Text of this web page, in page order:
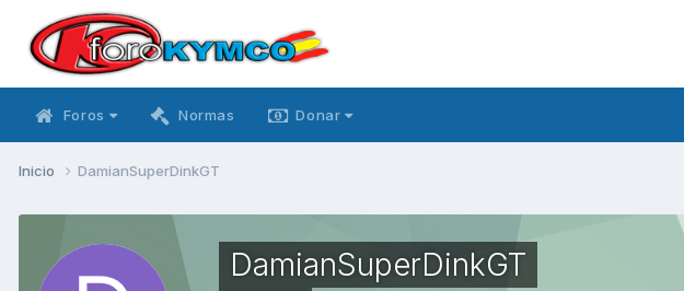
Foros Normas Donar
Inicio DamianSuperDinkGT
DamianSuperDinkGT